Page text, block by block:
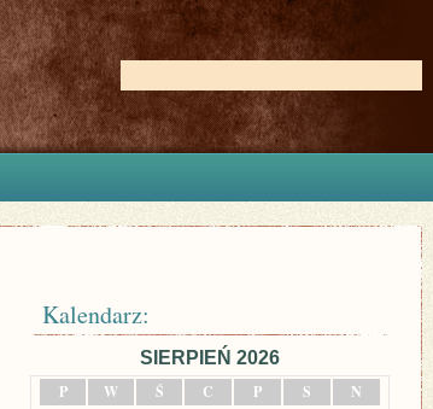
Kalendarz:
SIERPIEŃ 2026
P
W Ś C P S N